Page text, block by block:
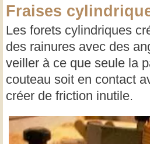
Fraises
Les forets cylindriques
des rainures avec des
veiller à ce que seule la
couteau soit en contact
créer de friction inutile.